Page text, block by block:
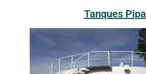
Tanques Pipa